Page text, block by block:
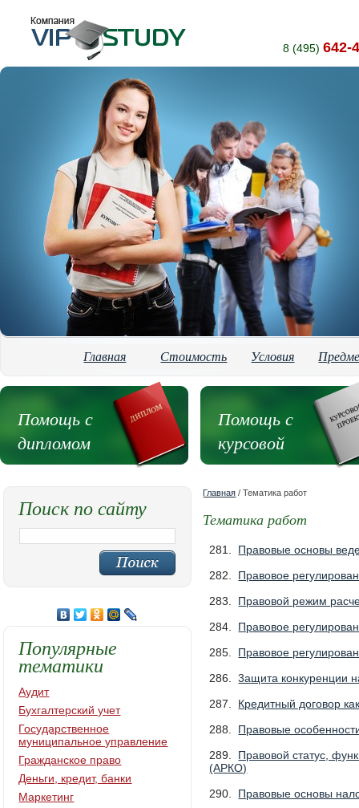
8 (495) 642-
Главная Стоимость Условия
Помощь с
дипломом
Помощь с
курсовой
Главная / Тематика работ
Тематика работ
281. Правовые основы
282. Правовое
283. Правовой режим
284. Правовое
285. Правовое
286.3ащита конкуренции
287. Кредитный договор
288. Правовые
289. Правовой статус,
(АРКО)
290. Правовые основы
Поиск по сайту
Популярные
тематики
Аудит
Бухгалтерский учет
Государственное
муниципальное управление
Гражданское право
Деньги, кредит, банки
Маркетинг